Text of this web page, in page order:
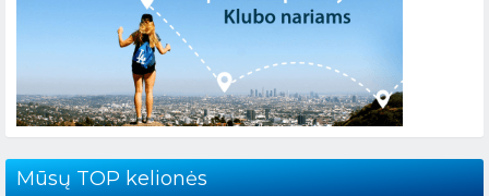
Mūsų TOP kelionės